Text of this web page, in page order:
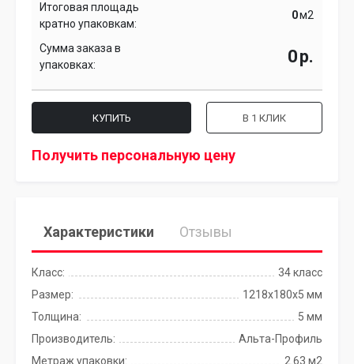
Итоговая площадь
кратно упаковкам:
м2
Сумма заказа в
упаковках:
р.
КУПИТЬ В 1 КЛИК
Получить персональную цену
Характеристики Отзывы
Класс:
34 класс
Размер:
1218х180х5 мм
Толщина:
5 мм
Производитель:
Альта-Профиль
Метраж упаковки:
2.63 м2